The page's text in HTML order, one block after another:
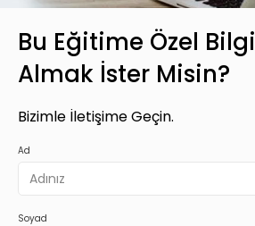
Bu Eğitime Özel Bilgi
Almak İster Misin?
Bizimle İletişime Geçin.
Ad
Soyad